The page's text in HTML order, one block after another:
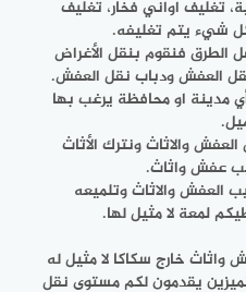
تغليف اواني فخار، تغليف
شيء يتم تغليفه.
الطرق فنقوم بنقل الأغراض
نقل العفش ودباب نقل العفش.
مدينة او محافظة يرغب بها
والاثاث ونترك الأثاث
عفش واثاث.
العفش والاثاث وتلميعه
لمعة لا مثيل لها.
خارج سكاكا لا مثيل له
يقدمون لكم مستوى نقل